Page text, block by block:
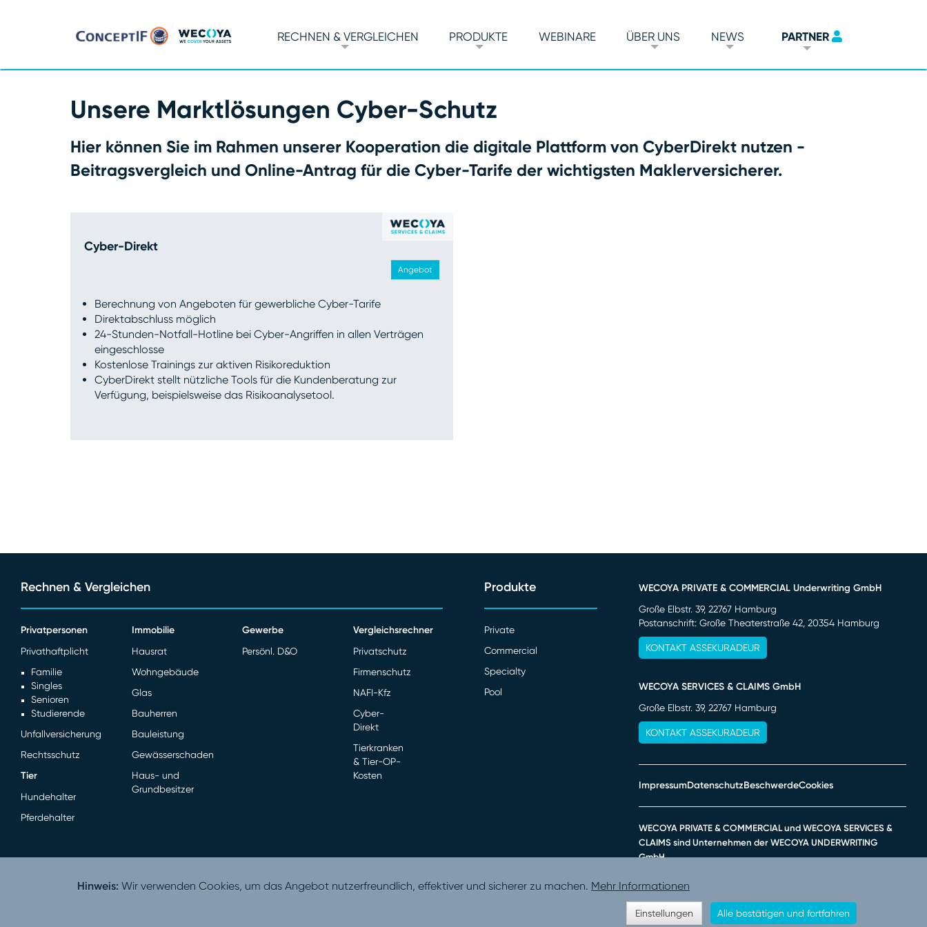
RECHNEN & VERGLEICHEN PRODUKTE WEBINARE ÜBER UNS NEWS PARTNER
Hinweis: Wir verwenden Cookies, um das Angebot nutzerfreundlich, effektiver und sicherer zu machen. Mehr Informationen
Einstellungen Alle bestätigen und fortfahren
Unsere Marktlösungen Cyber-Schutz
Hier können Sie im Rahmen unserer Kooperation die digitale Plattform von CyberDirekt nutzen -
Beitragsvergleich und Online-Antrag für die Cyber-Tarife der wichtigsten Maklerversicherer.
Cyber-Direkt
Angebot
Berechnung von Angeboten für gewerbliche Cyber-Tarife
Direktabschluss möglich
24-Stunden-Notfall-Hotline bei Cyber-Angriffen in allen Verträgen
eingeschlosse
Kostenlose Trainings zur aktiven Risikoreduktion
CyberDirekt stellt nützliche Tools für die Kundenberatung zur
Verfügung, beispielsweise das Risikoanalysetool.
Rechnen & Vergleichen
Privatpersonen
Privathaftplicht
Familie
Singles
Senioren
Studierende
Unfallversicherung
Rechtsschutz
Tier
Hundehalter
Pferdehalter
Immobilie
Hausrat
Wohngebäude
Glas
Bauherren
Bauleistung
Gewässerschaden
Haus- und
Grundbesitzer
Gewerbe
Persönl. D&O
Vergleichsrechner
Privatschutz
Firmenschutz
NAFI-Kfz
Cyber-
Direkt
Tierkranken
& Tier-OP-
Kosten
Produkte
Private
Commercial
Specialty
Pool
WECOYA PRIVATE & COMMERCIAL Underwriting GmbH
Große Elbstr. 39, 22767 Hamburg
Postanschrift: Große Theaterstraße 42, 20354 Hamburg
KONTAKT ASSEKURADEUR
WECOYA SERVICES & CLAIMS GmbH
Große Elbstr. 39, 22767 Hamburg
KONTAKT ASSEKURADEUR
ImpressumDatenschutzBeschwerdeCookies
WECOYA PRIVATE & COMMERCIAL und WECOYA SERVICES &
CLAIMS sind Unternehmen der WECOYA UNDERWRITING
GmbH.